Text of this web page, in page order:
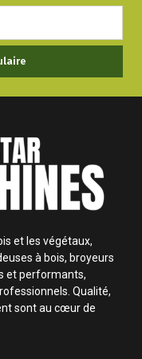
et les végétaux,
à bois, broyeurs
et performants,
Qualité,
sont au cœur de